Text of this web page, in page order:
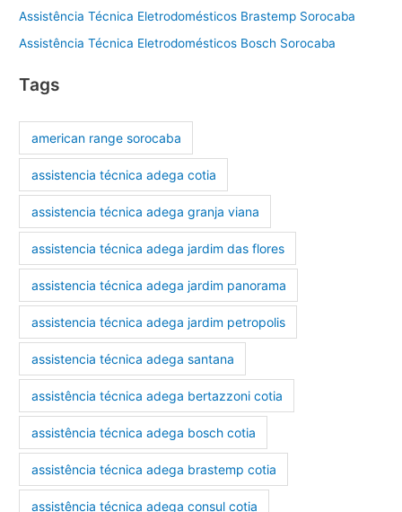
Assistência Técnica Eletrodomésticos Brastemp Sorocaba
Assistência Técnica Eletrodomésticos Bosch Sorocaba
Tags
american range sorocaba
assistencia técnica adega cotia
assistencia técnica adega granja viana
assistencia técnica adega jardim das flores
assistencia técnica adega jardim panorama
assistencia técnica adega jardim petropolis
assistencia técnica adega santana
assistência técnica adega bertazzoni cotia
assistência técnica adega bosch cotia
assistência técnica adega brastemp cotia
assistência técnica adega consul cotia